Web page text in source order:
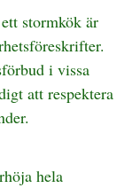
stormkök är
i vissa
att respektera
hela